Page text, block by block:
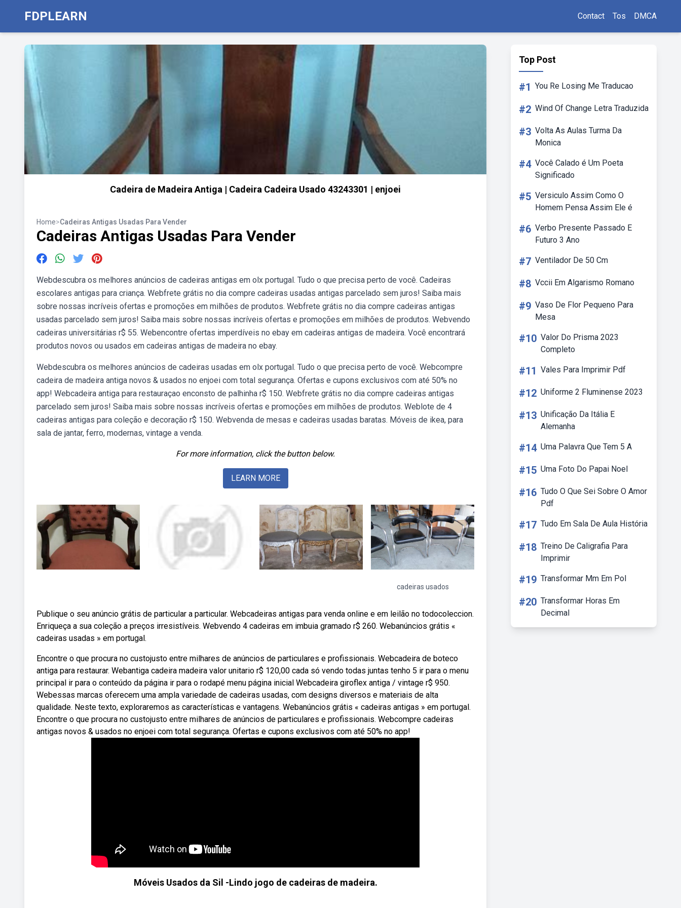
FDPLEARN Contact Tos DMCA
Cadeira de Madeira Antiga | Cadeira Cadeira Usado 43243301 | enjoei
Home>Cadeiras Antigas Usadas Para Vender
Cadeiras Antigas Usadas Para Vender
Webdescubra os melhores anúncios de cadeiras antigas em olx portugal. Tudo o que precisa perto de você. Cadeiras
escolares antigas para criança. Webfrete grátis no dia compre cadeiras usadas antigas parcelado sem juros! Saiba mais
sobre nossas incríveis ofertas e promoções em milhões de produtos. Webfrete grátis no dia compre cadeiras antigas
usadas parcelado sem juros! Saiba mais sobre nossas incríveis ofertas e promoções em milhões de produtos. Webvendo
cadeiras universitárias r$ 55. Webencontre ofertas imperdíveis no ebay em cadeiras antigas de madeira. Você encontrará
produtos novos ou usados em cadeiras antigas de madeira no ebay.
Webdescubra os melhores anúncios de cadeiras usadas em olx portugal. Tudo o que precisa perto de você. Webcompre
cadeira de madeira antiga novos & usados no enjoei com total segurança. Ofertas e cupons exclusivos com até 50% no
app! Webcadeira antiga para restauraçao enconsto de palhinha r$ 150. Webfrete grátis no dia compre cadeiras antigas
parcelado sem juros! Saiba mais sobre nossas incríveis ofertas e promoções em milhões de produtos. Weblote de 4
cadeiras antigas para coleção e decoração r$ 150. Webvenda de mesas e cadeiras usadas baratas. Móveis de ikea, para
sala de jantar, ferro, modernas, vintage a venda.
For more information, click the button below.
LEARN MORE
cadeiras usados
Publique o seu anúncio grátis de particular a particular. Webcadeiras antigas para venda online e em leilão no todocoleccion.
Enriqueça a sua coleção a preços irresistíveis. Webvendo 4 cadeiras em imbuia gramado r$ 260. Webanúncios grátis «
cadeiras usadas » em portugal.
Encontre o que procura no custojusto entre milhares de anúncios de particulares e profissionais. Webcadeira de boteco
antiga para restaurar. Webantiga cadeira madeira valor unitario r$ 120,00 cada só vendo todas juntas tenho 5 ir para o menu
principal ir para o conteúdo da página ir para o rodapé menu página inicial Webcadeira giroflex antiga / vintage r$ 950.
Webessas marcas oferecem uma ampla variedade de cadeiras usadas, com designs diversos e materiais de alta
qualidade. Neste texto, exploraremos as características e vantagens. Webanúncios grátis « cadeiras antigas » em portugal.
Encontre o que procura no custojusto entre milhares de anúncios de particulares e profissionais. Webcompre cadeiras
antigas novos & usados no enjoei com total segurança. Ofertas e cupons exclusivos com até 50% no app!
Móveis Usados da Sil -Lindo jogo de cadeiras de madeira.
Top Post
#1 You Re Losing Me Traducao
#2 Wind Of Change Letra Traduzida
#3 Volta As Aulas Turma Da
Monica
#4 Você Calado é Um Poeta
Significado
#5 Versiculo Assim Como O
Homem Pensa Assim Ele é
#6 Verbo Presente Passado E
Futuro 3 Ano
#7 Ventilador De 50 Cm
#8 Vccii Em Algarismo Romano
#9 Vaso De Flor Pequeno Para
Mesa
#10 Valor Do Prisma 2023
Completo
#11 Vales Para Imprimir Pdf
#12 Uniforme 2 Fluminense 2023
#13 Unificação Da Itália E
Alemanha
#14 Uma Palavra Que Tem 5 A
#15 Uma Foto Do Papai Noel
#16 Tudo O Que Sei Sobre O Amor
Pdf
#17 Tudo Em Sala De Aula História
#18 Treino De Caligrafia Para
Imprimir
#19 Transformar Mm Em Pol
#20 Transformar Horas Em
Decimal